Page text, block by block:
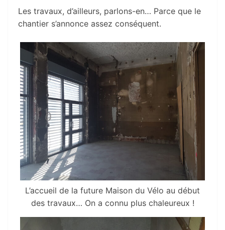
Les travaux, d’ailleurs, parlons-en… Parce que le
chantier s’annonce assez conséquent.
L’accueil de la future Maison du Vélo au début
des travaux… On a connu plus chaleureux !